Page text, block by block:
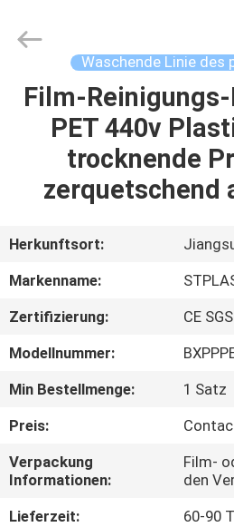
HAUS
PRODUKTE
ÜBER
FABRIK-
AUSFLUG
TRETEN
CO.,LTD.
Waschende Linie des
Film-
PET 440v
trocknende
zerquetschend
Herkunftsort:
Markenname:
Zertifizierung:
CE SGS
Modellnummer:
Min Bestellmenge:
1 Satz
Preis:
Verpackung
Informationen:
Film-
den
Lieferzeit:
60-90